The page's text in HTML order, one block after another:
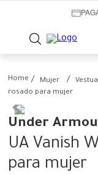
Mujer
rosado para mujer
Under
UA Vanish
para mujer